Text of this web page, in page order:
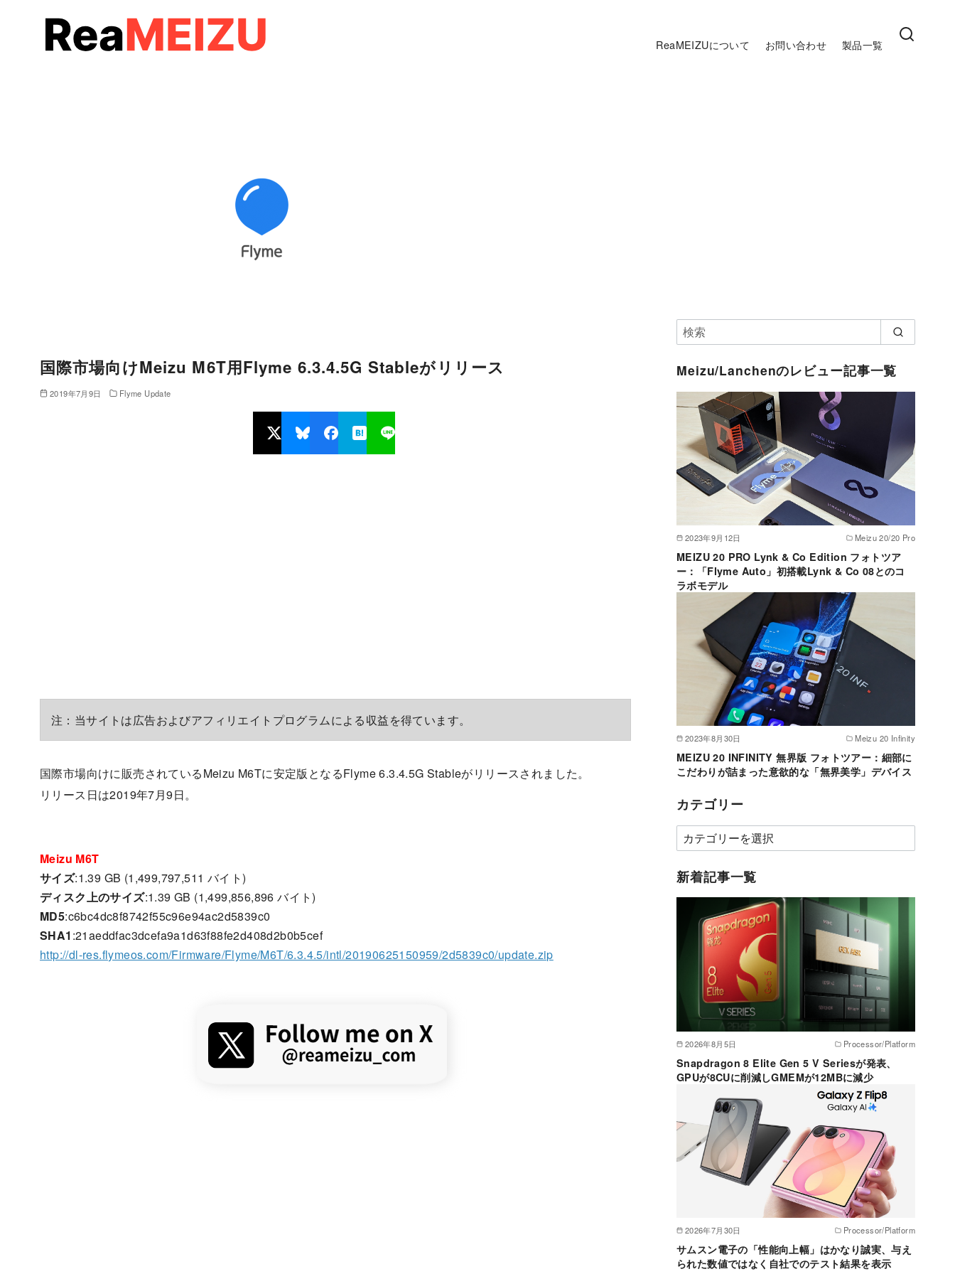
ReaMEIZUについて お問い合わせ 製品一覧
国際市場向けMeizu M6T用Flyme 6.3.4.5G Stableがリリース
2019年7月9日 Flyme Update
注：当サイトは広告およびアフィリエイトプログラムによる収益を得ています。
国際市場向けに販売されているMeizu M6Tに安定版となるFlyme 6.3.4.5G Stableがリリースされました。
リリース日は2019年7月9日。
Meizu M6T
サイズ:1.39 GB (1,499,797,511 バイト)
ディスク上のサイズ:1.39 GB (1,499,856,896 バイト)
MD5:c6bc4dc8f8742f55c96e94ac2d5839c0
SHA1 :21aeddfac3dcefa9a1d63f88fe2d408d2b0b5cef
http://dl-res.flymeos.com/Firmware/Flyme/M6T/6.3.4.5/intl/20190625150959/2d5839c0/update.zip
Meizu/Lanchenのレビュー記事一覧
2023年9月12日 Meizu 20/20 Pro
MEIZU 20 PRO Lynk & Co Edition フォトツア
ー：「Flyme Auto」初搭載Lynk & Co 08とのコ
ラボモデル
2023年8月30日 Meizu 20 Infinity
MEIZU 20 INFINITY 無界版 フォトツアー：細部に
こだわりが詰まった意欲的な「無界美学」デバイス
カテゴリー
カ
テ
ゴ
新着記事一覧
2026年8月5日 Processor/Platform
Snapdragon 8 Elite Gen 5 V Seriesが発表、
GPUが8CUに削減しGMEMが12MBに減少
2026年7月30日 Processor/Platform
サムスン電子の「性能向上幅」はかなり誠実、与え
られた数値ではなく自社でのテスト結果を表示